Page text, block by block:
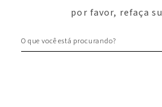
por favor, refaça